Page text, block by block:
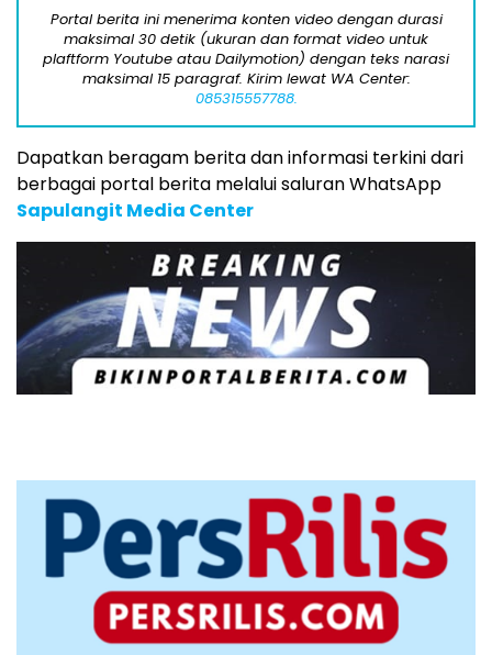
Portal berita ini menerima konten video dengan durasi
maksimal 30 detik (ukuran dan format video untuk
plaftform Youtube atau Dailymotion) dengan teks narasi
maksimal 15 paragraf. Kirim lewat WA Center:
085315557788.
Dapatkan beragam berita dan informasi terkini dari
berbagai portal berita melalui saluran WhatsApp
Sapulangit Media Center